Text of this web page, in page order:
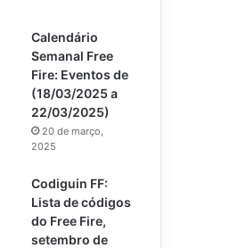
Calendário
Semanal Free
Fire: Eventos de
(18/03/2025 a
22/03/2025)
20 de março,
2025
Codiguin FF:
Lista de códigos
do Free Fire,
setembro de